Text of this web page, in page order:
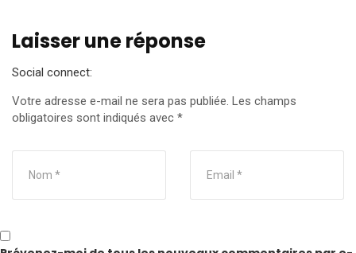
Laisser une réponse
Social connect:
Votre adresse e-mail ne sera pas publiée. Les champs
obligatoires sont indiqués avec *